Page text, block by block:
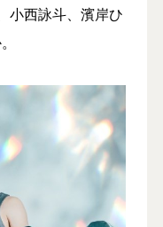
小西詠斗、濱岸ひ